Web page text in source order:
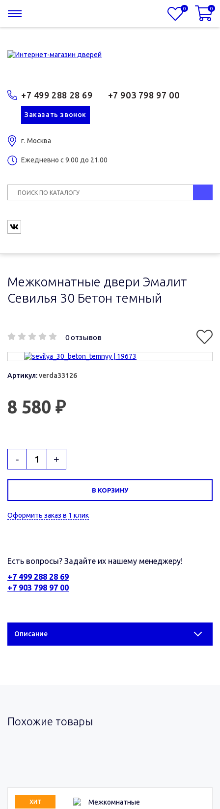
+7 499 288 28 69 +7 903 798 97 00
Заказать звонок
г. Москва
Ежедневно с 9.00 до 21.00
0 0
Межкомнатные двери Эмалит
Севилья 30 Бетон темный
0 отзывов
Артикул:verda33126
8 580 ₽
- +
В КОРЗИНУ
Оформить заказ в 1 клик
Есть вопросы? Задайте их нашему менеджеру!
+7 499 288 28 69
+7 903 798 97 00
Описание
Похожие товары
ХИТ